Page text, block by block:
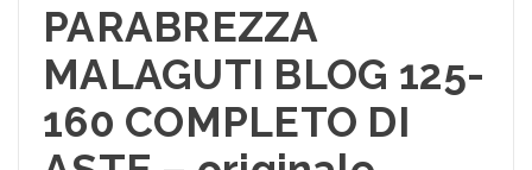
PARABREZZA
MALAGUTI BLOG 125-
160 COMPLETO DI